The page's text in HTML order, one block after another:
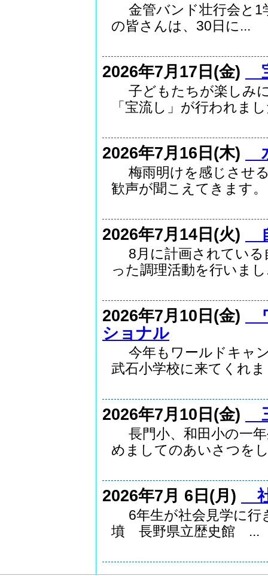
金管バンド壮行会と1
の皆さんは、30日に...
2026年7月17日(金)
子どもたちが楽しみ
「宝流し」が行われま
2026年7月16日(木)
梅雨明けを感じさせ
歓声が聞こえてきます
2026年7月14日(火)
8月に計画されている
った調理活動を行いま
2026年7月10日(金)
ショナル
今年もワールドキャ
武石小学校に来てくれ
2026年7月10日(金)
長門小、和田小の一
めましてのあいさつを
2026年7月 6日(月)
6年生が社会見学に行
墳 長野県立歴史館 ...